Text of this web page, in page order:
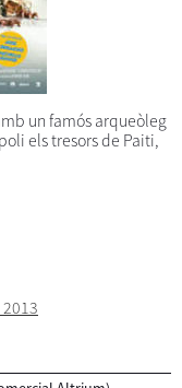
un famós arqueòleg
els tresors de Paiti,